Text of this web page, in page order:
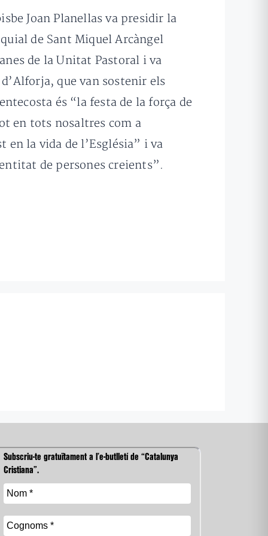
Joan Planellas va presidir la
de Sant Miquel Arcàngel
de la Unitat Pastoral i va
que van sostenir els
és “la festa de la força de
en tots nosaltres com a
en la vida de l’Església” i va
de persones creients”.
Subscriu-te gratuïtament a l’e-butlletí de “Catalunya
Cristiana”.